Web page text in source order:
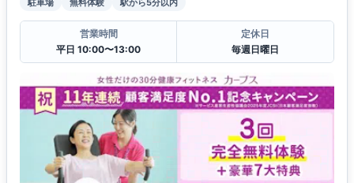
駐車場 無料体験 駅から5分以内
営業時間
平日 10:00〜13:00
定休日
毎週日曜日